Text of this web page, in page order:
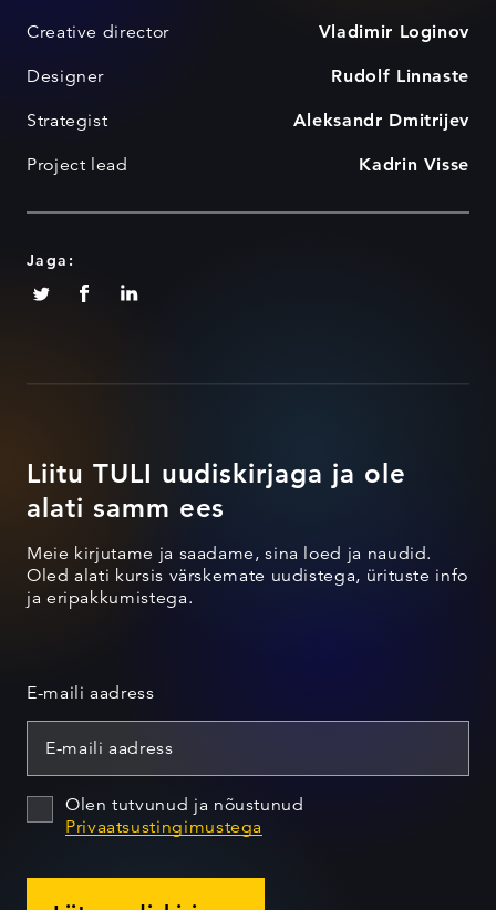
Creative director Vladimir Loginov
Designer Rudolf Linnaste
Strategist Aleksandr Dmitrijev
Project lead Kadrin Visse
Jaga:
Liitu TULI uudiskirjaga ja ole
alati samm ees
Meie kirjutame ja saadame, sina loed ja naudid.
Oled alati kursis värskemate uudistega, ürituste info
ja eripakkumistega.
E-maili aadress
Olen tutvunud ja nõustunud
Privaatsustingimustega